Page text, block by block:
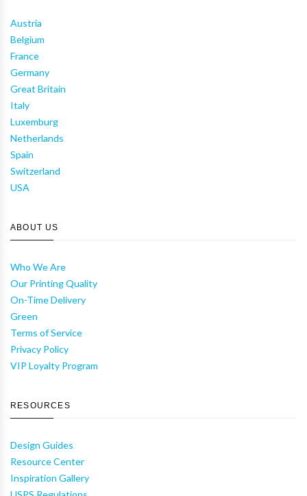
Austria
Belgium
France
Germany
Great Britain
Italy
Luxemburg
Netherlands
Spain
Switzerland
USA
ABOUT US
Who We Are
Our Printing Quality
On-Time Delivery
Green
Terms of Service
Privacy Policy
VIP Loyalty Program
RESOURCES
Design Guides
Resource Center
Inspiration Gallery